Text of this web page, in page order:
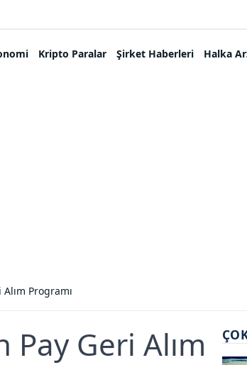
Kripto Paralar Şirket Haberleri Halka
Programı
Geri Alım